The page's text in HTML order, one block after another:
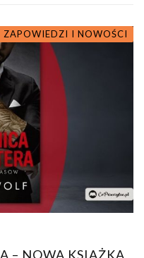
ZAPOWIEDZI I NOWOŚCI
– NOWA KSIĄŻKA